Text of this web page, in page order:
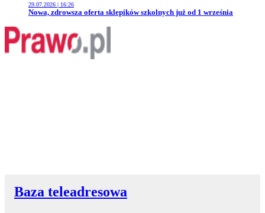
29.07.2026 | 16:26
Przejdź do artykułu:
Nowa, zdrowsza oferta sklepików szkolnych już od 1 września
Baza teleadresowa